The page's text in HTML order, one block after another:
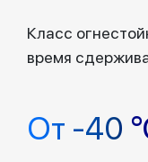
Класс
время
От -40